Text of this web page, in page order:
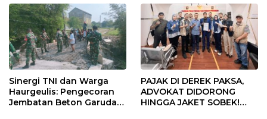
Muscablub
Sinergi TNI dan Warga
Haurgeulis: Pengecoran
Jembatan Beton Garuda
PAJAK DI DEREK PAKSA,
ADVOKAT DIDORONG
HINGGA JAKET SOBEK!